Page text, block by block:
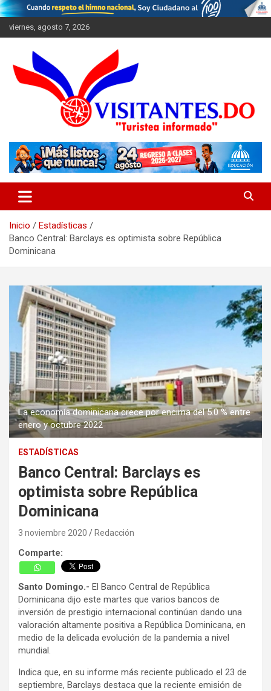
Saltar
al
contenido
viernes, agosto 7, 2026
Visitantes
Inicio
Estadísticas
Banco Central: Barclays es optimista sobre República
Dominicana
La economía dominicana crece por encima del 5.0 % entre
enero y octubre 2022
ESTADÍSTICAS
Banco Central: Barclays es
optimista sobre República
Dominicana
3 noviembre 2020 Redacción
Comparte:
Santo Domingo.- El Banco Central de República
Dominicana dijo este martes que varios bancos de
inversión de prestigio internacional continúan dando una
valoración altamente positiva a República Dominicana, en
medio de la delicada evolución de la pandemia a nivel
mundial.
Indica que, en su informe más reciente publicado el 23 de
septiembre, Barclays destaca que la reciente emisión de